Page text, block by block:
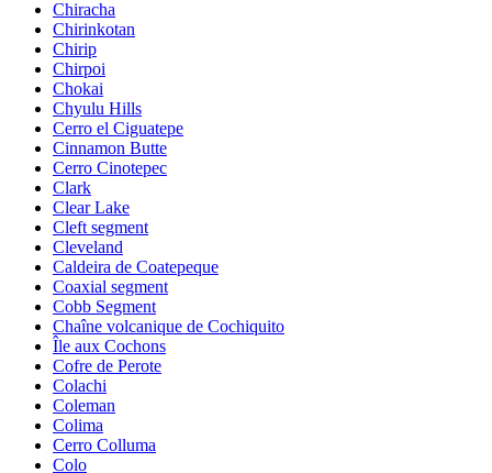
Chiracha
Chirinkotan
Chirip
Chirpoi
Chokai
Chyulu Hills
Cerro el Ciguatepe
Cinnamon Butte
Cerro Cinotepec
Clark
Clear Lake
Cleft segment
Cleveland
Caldeira de Coatepeque
Coaxial segment
Cobb Segment
Chaîne volcanique de Cochiquito
Île aux Cochons
Cofre de Perote
Colachi
Coleman
Colima
Cerro Colluma
Colo